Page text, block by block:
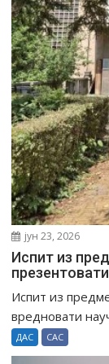
јун 23, 2026
Испит из
Испит из
вредновати
ДАС САС